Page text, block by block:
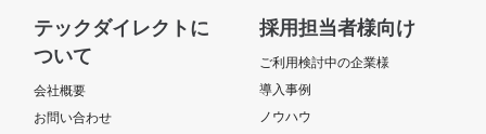
テックダイレクトに
ついて
会社概要
お問い合わせ
採用担当者様向け
ご利用検討中の企業様
導入事例
ノウハウ